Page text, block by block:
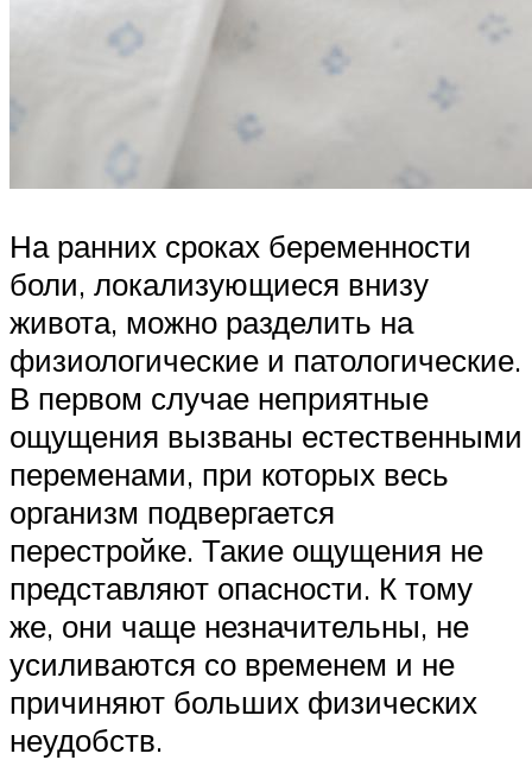
На ранних сроках беременности
боли, локализующиеся внизу
живота, можно разделить на
физиологические и патологические.
В первом случае неприятные
ощущения вызваны естественными
переменами, при которых весь
организм подвергается
перестройке. Такие ощущения не
представляют опасности. К тому
же, они чаще незначительны, не
усиливаются со временем и не
причиняют больших физических
неудобств.